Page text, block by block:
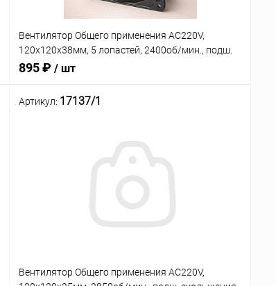
Вентилятор Общего применения AC220V,
120x120x38мм, 5 лопастей, 2400об/мин., подш.
скольжения, 2pin, 0.14A 22/21W 42дБ
895 ₽ / шт
Артикул: 17137/1
Вентилятор Общего применения AC220V,